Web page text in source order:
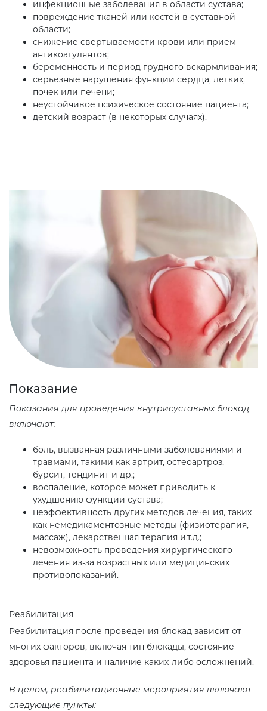
инфекционные заболевания в области сустава;
повреждение тканей или костей в суставной
области;
снижение свертываемости крови или прием
антикоагулянтов;
беременность и период грудного вскармливания;
серьезные нарушения функции сердца, легких,
почек или печени;
неустойчивое психическое состояние пациента;
детский возраст (в некоторых случаях).
Показание
Показания для проведения внутрисуставных блокад
включают:
боль, вызванная различными заболеваниями и
травмами, такими как артрит, остеоартроз,
бурсит, тендинит и др.;
воспаление, которое может приводить к
ухудшению функции сустава;
неэффективность других методов лечения, таких
как немедикаментозные методы (физиотерапия,
массаж), лекарственная терапия и.т.д.;
невозможность проведения хирургического
лечения из-за возрастных или медицинских
противопоказаний.
Реабилитация
Реабилитация после проведения блокад зависит от
многих факторов, включая тип блокады, состояние
здоровья пациента и наличие каких-либо осложнений.
В целом, реабилитационные мероприятия включают
следующие пункты: